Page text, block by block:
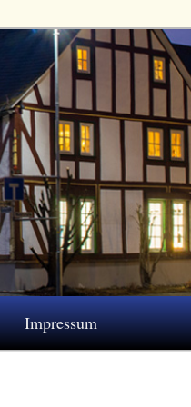
Impressum